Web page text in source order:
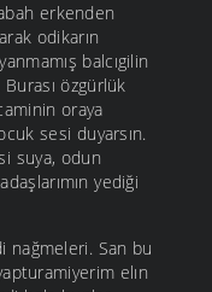
erkenden
odikarın
balcıgilin
özgürlük
oraya
sesi duyarsın.
suya, odun
yediği
nağmeleri. San bu
elın